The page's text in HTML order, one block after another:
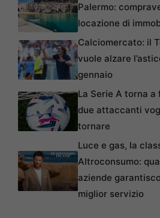
Palermo:
locazione di
Calciomercato: il
vuole alzare
gennaio
La Serie A torna a
due attaccanti
tornare
Luce e gas, la
Altroconsumo:
aziende
miglior servizio